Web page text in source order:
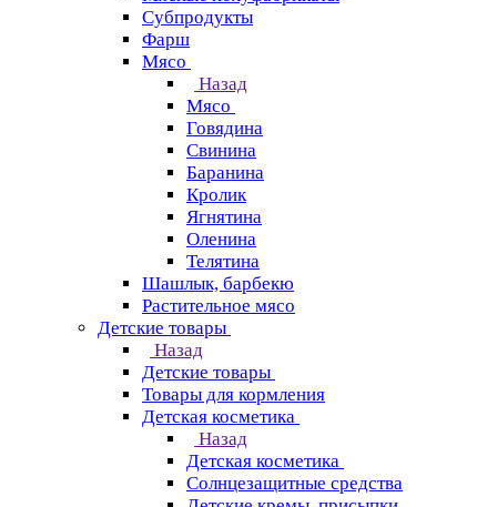
Субпродукты
Фарш
Мясо
Назад
Мясо
Говядина
Свинина
Баранина
Кролик
Ягнятина
Оленина
Телятина
Шашлык, барбекю
Растительное мясо
Детские товары
Назад
Детские товары
Товары для кормления
Детская косметика
Назад
Детская косметика
Солнцезащитные средства